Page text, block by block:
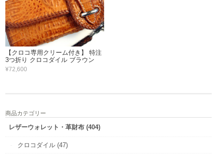
【クロコ専用クリーム付き】 特注
3つ折り クロコダイル ブラウン
¥72,600
商品カテゴリー
レザーウォレット・革財布 (404)
クロコダイル (47)